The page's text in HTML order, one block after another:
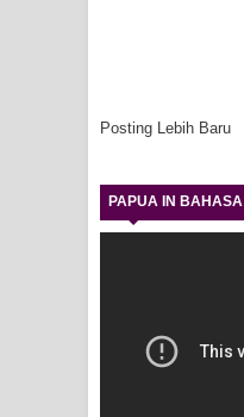
Posting Lebih Baru
PAPUA IN BAHASA